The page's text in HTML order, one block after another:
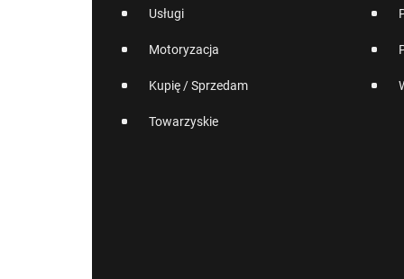
Usługi
Motoryzacja
Kupię / Sprzedam
Towarzyskie